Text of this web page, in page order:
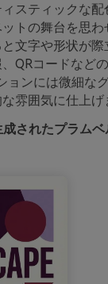
ィスティックな
トの舞台を思
文字や形状が際
QRコードなど
ョンには微細な
雰囲気に仕上げ
されたプラム